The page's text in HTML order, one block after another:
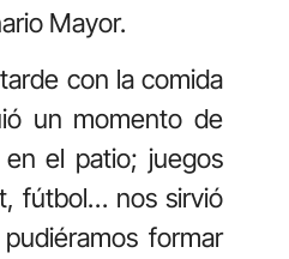
Mayor.
con la comida
un momento de
el patio; juegos
fútbol… nos sirvió
formar